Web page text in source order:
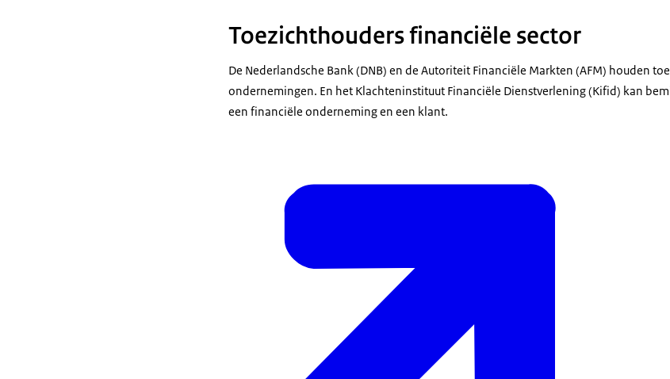
Toezichthouders financiële sector
De Nederlandsche Bank (DNB) en de Autoriteit Financiële Markten (AFM) houden
ondernemingen. En het Klachteninstituut Financiële Dienstverlening (Kifid) kan
een financiële onderneming en een klant.